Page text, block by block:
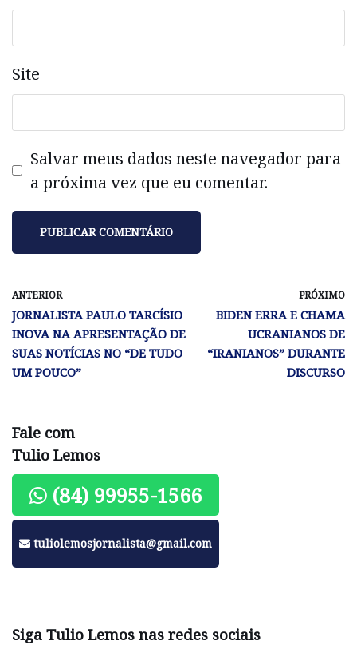
Site
Salvar meus dados neste navegador para
a próxima vez que eu comentar.
ANTERIOR
JORNALISTA PAULO TARCÍSIO
INOVA NA APRESENTAÇÃO DE
SUAS NOTÍCIAS NO “DE TUDO
UM POUCO”
PRÓXIMO
BIDEN ERRA E CHAMA
UCRANIANOS DE
“IRANIANOS” DURANTE
DISCURSO
Fale com
Tulio Lemos
(84) 99955-1566
tuliolemosjornalista@gmail.com
Siga Tulio Lemos nas redes sociais